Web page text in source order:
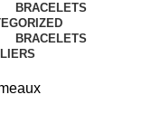
BRACELETS
BRACELETS